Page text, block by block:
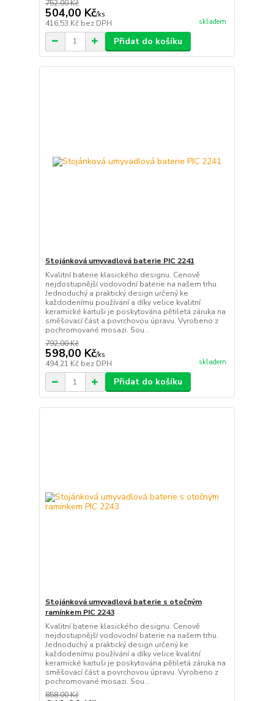
752,00 Kč
504,00 Kč/ks
416,53 Kč bez DPH skladem
Přidat do košíku
Stojánková umyvadlová baterie PIC 2241
Kvalitní baterie klasického designu. Cenově
nejdostupnější vodovodní baterie na našem trhu.
Jednoduchý a praktický design určený ke
každodenímu používání a díky velice kvalitní
keramické kartuši je poskytována pětiletá záruka na
směšovací část a povrchovou úpravu. Vyrobeno z
pochromované mosazi. Sou...
792,00 Kč
598,00 Kč/ks
494,21 Kč bez DPH skladem
Přidat do košíku
Stojánková umyvadlová baterie s otočným
ramínkem PIC 2243
Kvalitní baterie klasického designu. Cenově
nejdostupnější vodovodní baterie na našem trhu.
Jednoduchý a praktický design určený ke
každodenímu používání a díky velice kvalitní
keramické kartuši je poskytována pětiletá záruka na
směšovací část a povrchovou úpravu. Vyrobeno z
pochromované mosazi. Sou...
858,00 Kč